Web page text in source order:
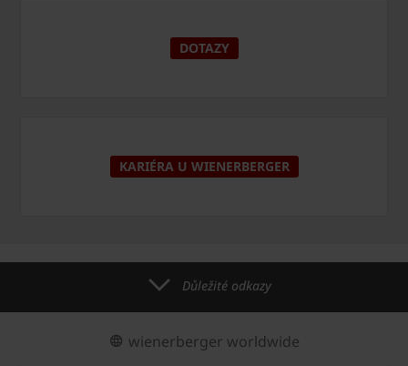
DOTAZY
KARIÉRA U WIENERBERGER
Důležité odkazy
wienerberger worldwide